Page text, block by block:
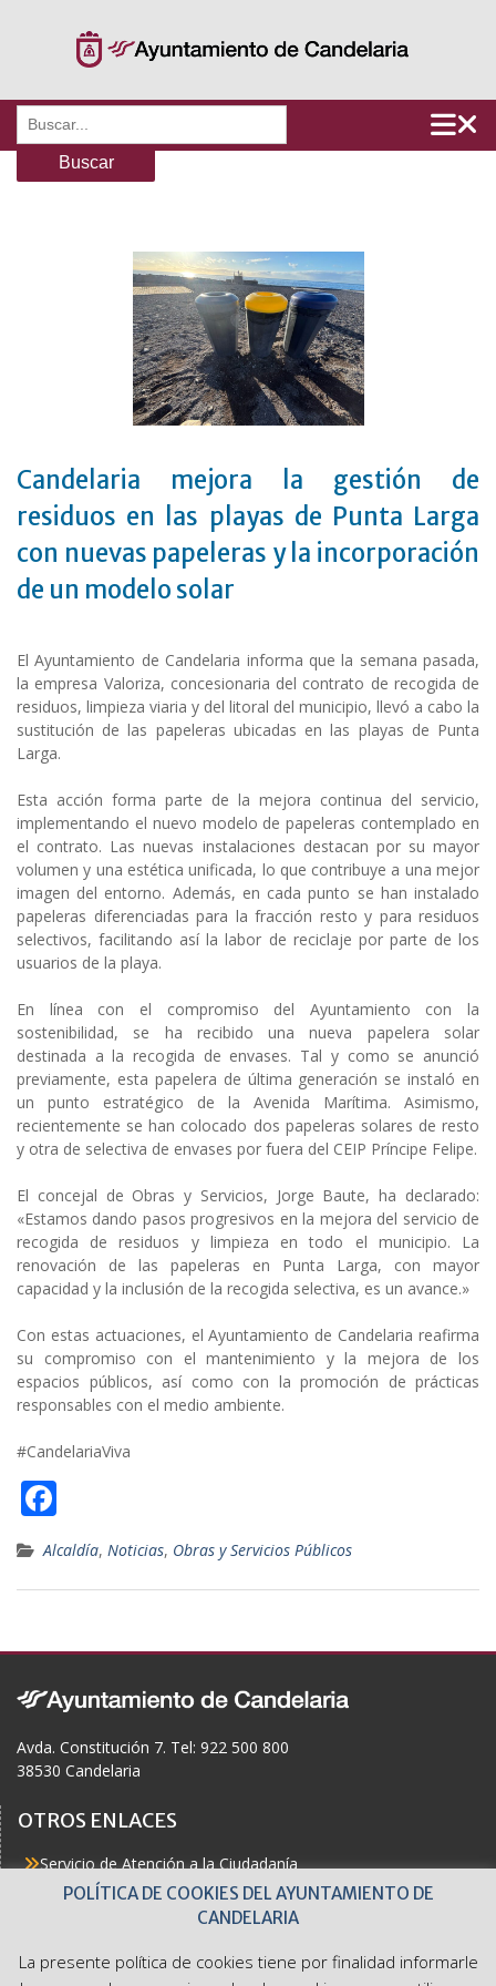
Buscar:
Candelaria mejora la gestión de
residuos en las playas de Punta Larga
con nuevas papeleras y la incorporación
de un modelo solar
El Ayuntamiento de Candelaria informa que la semana pasada,
la empresa Valoriza, concesionaria del contrato de recogida de
residuos, limpieza viaria y del litoral del municipio, llevó a cabo la
sustitución de las papeleras ubicadas en las playas de Punta
Larga.
Esta acción forma parte de la mejora continua del servicio,
implementando el nuevo modelo de papeleras contemplado en
el contrato. Las nuevas instalaciones destacan por su mayor
volumen y una estética unificada, lo que contribuye a una mejor
imagen del entorno. Además, en cada punto se han instalado
papeleras diferenciadas para la fracción resto y para residuos
selectivos, facilitando así la labor de reciclaje por parte de los
usuarios de la playa.
En línea con el compromiso del Ayuntamiento con la
sostenibilidad, se ha recibido una nueva papelera solar
destinada a la recogida de envases. Tal y como se anunció
previamente, esta papelera de última generación se instaló en
un punto estratégico de la Avenida Marítima. Asimismo,
recientemente se han colocado dos papeleras solares de resto
y otra de selectiva de envases por fuera del CEIP Príncipe Felipe.
El concejal de Obras y Servicios, Jorge Baute, ha declarado:
«Estamos dando pasos progresivos en la mejora del servicio de
recogida de residuos y limpieza en todo el municipio. La
renovación de las papeleras en Punta Larga, con mayor
capacidad y la inclusión de la recogida selectiva, es un avance.»
Con estas actuaciones, el Ayuntamiento de Candelaria reafirma
su compromiso con el mantenimiento y la mejora de los
espacios públicos, así como con la promoción de prácticas
responsables con el medio ambiente.
#CandelariaViva
ac
e
b
o
k
Alcaldía, Noticias, Obras y Servicios Públicos
Avda. Constitución 7. Tel: 922 500 800
38530 Candelaria
OTROS ENLACES
Servicio de Atención a la Ciudadanía
Actualidad
Buzón del Ciudadano
Accesibilidad
POLÍTICA DE COOKIES DEL AYUNTAMIENTO DE
CANDELARIA
La presente política de cookies tiene por finalidad informarle